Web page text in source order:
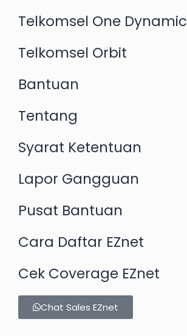
Telkomsel One Dynamic
Telkomsel Orbit
Bantuan
Tentang
Syarat Ketentuan
Lapor Gangguan
Pusat Bantuan
Cara Daftar EZnet
Cek Coverage EZnet
Chat Sales EZnet